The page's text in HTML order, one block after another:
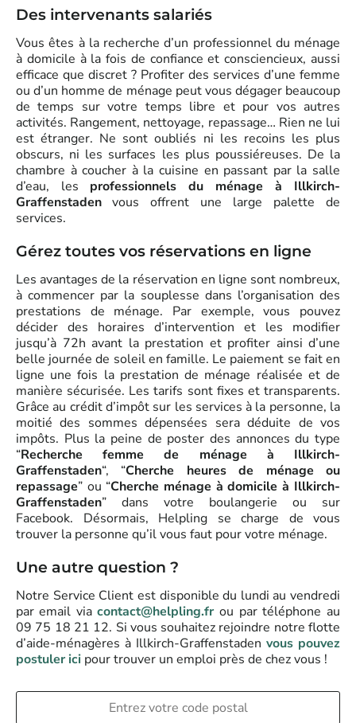
Des intervenants salariés
Vous êtes à la recherche d’un professionnel du ménage
à domicile à la fois de confiance et consciencieux, aussi
efficace que discret ? Profiter des services d’une femme
ou d’un homme de ménage peut vous dégager beaucoup
de temps sur votre temps libre et pour vos autres
activités. Rangement, nettoyage, repassage… Rien ne lui
est étranger. Ne sont oubliés ni les recoins les plus
obscurs, ni les surfaces les plus poussiéreuses. De la
chambre à coucher à la cuisine en passant par la salle
d’eau, les professionnels du ménage à Illkirch-
Graffenstaden vous offrent une large palette de
services.
Gérez toutes vos réservations en ligne
Les avantages de la réservation en ligne sont nombreux,
à commencer par la souplesse dans l’organisation des
prestations de ménage. Par exemple, vous pouvez
décider des horaires d’intervention et les modifier
jusqu’à 72h avant la prestation et profiter ainsi d’une
belle journée de soleil en famille. Le paiement se fait en
ligne une fois la prestation de ménage réalisée et de
manière sécurisée. Les tarifs sont fixes et transparents.
Grâce au crédit d’impôt sur les services à la personne, la
moitié des sommes dépensées sera déduite de vos
impôts. Plus la peine de poster des annonces du type
“Recherche femme de ménage à Illkirch-
Graffenstaden“, “Cherche heures de ménage ou
repassage” ou “Cherche ménage à domicile à Illkirch-
Graffenstaden” dans votre boulangerie ou sur
Facebook. Désormais, Helpling se charge de vous
trouver la personne qu’il vous faut pour votre ménage.
Une autre question ?
Notre Service Client est disponible du lundi au vendredi
par email via contact@helpling.fr ou par téléphone au
09 75 18 21 12. Si vous souhaitez rejoindre notre flotte
d’aide-ménagères à Illkirch-Graffenstaden vous pouvez
postuler ici pour trouver un emploi près de chez vous !